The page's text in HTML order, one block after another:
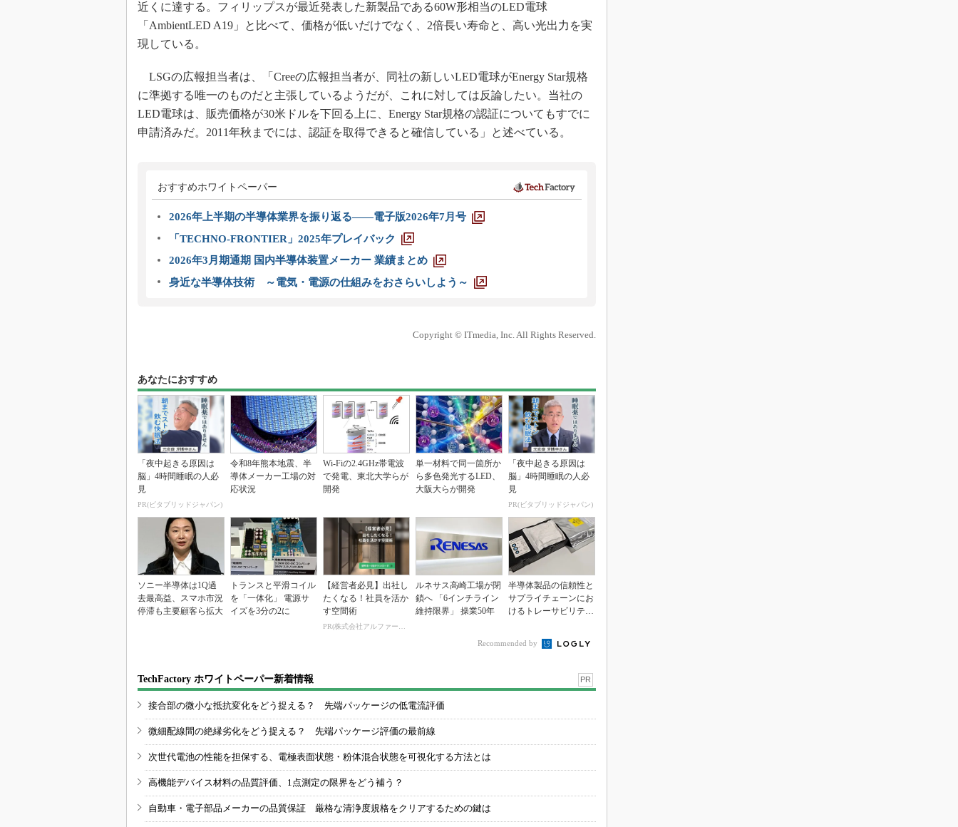
近くに達する。フィリップスが最近発表した新製品である60W形相当のLED電球
「AmbientLED A19」と比べて、価格が低いだけでなく、2倍長い寿命と、高い光出力を実
現している。
LSGの広報担当者は、「Creeの広報担当者が、同社の新しいLED電球がEnergy Star規格
に準拠する唯一のものだと主張しているようだが、これに対しては反論したい。当社の
LED電球は、販売価格が30米ドルを下回る上に、Energy Star規格の認証についてもすでに
申請済みだ。2011年秋までには、認証を取得できると確信している」と述べている。
おすすめホワイトペーパー
2026年上半期の半導体業界を振り返る――電子版2026年7月号
「TECHNO-FRONTIER」2025年プレイバック
2026年3月期通期 国内半導体装置メーカー 業績まとめ
身近な半導体技術 ～電気・電源の仕組みをおさらいしよう～
Copyright © ITmedia, Inc. All Rights Reserved.
あなたにおすすめ
「夜中起きる原因は
脳」4時間睡眠の人必
見
PR(ビタブリッドジャパン)
令和8年熊本地震、半
導体メーカー工場の対
応状況
Wi-Fiの2.4GHz帯電波
で発電、東北大学らが
開発
単一材料で同一箇所か
ら多色発光するLED、
大阪大らが開発
「夜中起きる原因は
脳」4時間睡眠の人必
見
PR(ビタブリッドジャパン)
ソニー半導体は1Q過
去最高益、スマホ市況
停滞も主要顧客ら拡大
トランスと平滑コイル
を「一体化」 電源サ
イズを3分の2に
【経営者必見】出社し
たくなる！社員を活か
す空間術
PR(株式会社アルファーテクノ)
ルネサス高崎工場が閉
鎖へ 「6インチライン
維持限界」 操業50年
半導体製品の信頼性と
サプライチェーンにお
けるトレーサビリティ
Recommended by
TechFactory ホワイトペーパー新着情報 PR
接合部の微小な抵抗変化をどう捉える？ 先端パッケージの低電流評価
微細配線間の絶縁劣化をどう捉える？ 先端パッケージ評価の最前線
次世代電池の性能を担保する、電極表面状態・粉体混合状態を可視化する方法とは
高機能デバイス材料の品質評価、1点測定の限界をどう補う？
自動車・電子部品メーカーの品質保証 厳格な清浄度規格をクリアするための鍵は